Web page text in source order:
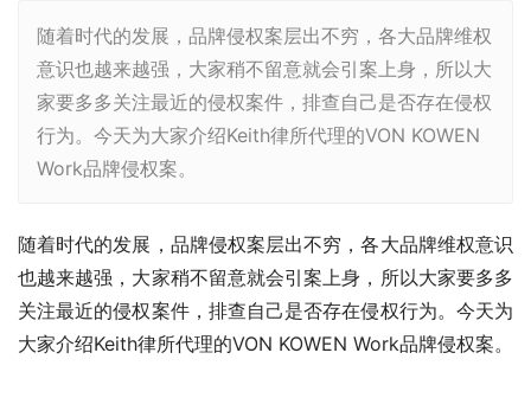
随着时代的发展，品牌侵权案层出不穷，各大品牌维权
意识也越来越强，大家稍不留意就会引案上身，所以大
家要多多关注最近的侵权案件，排查自己是否存在侵权
行为。今天为大家介绍Keith律所代理的VON KOWEN
Work品牌侵权案。
随着时代的发展，品牌侵权案层出不穷，各大品牌维权意识
也越来越强，大家稍不留意就会引案上身，所以大家要多多
关注最近的侵权案件，排查自己是否存在侵权行为。今天为
大家介绍Keith律所代理的VON KOWEN Work品牌侵权案。